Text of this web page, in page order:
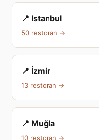
📍 Istanbul
50 restoran →
📍 İzmir
13 restoran →
📍 Muğla
10 restoran →